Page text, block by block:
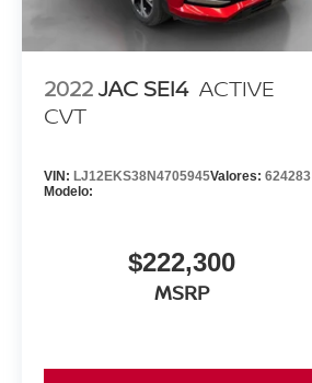
2022JAC SEI4 ACTIVE
CVT
VIN: LJ12EKS38N4705945Valores: 624283
Modelo:
$222,300
MSRP